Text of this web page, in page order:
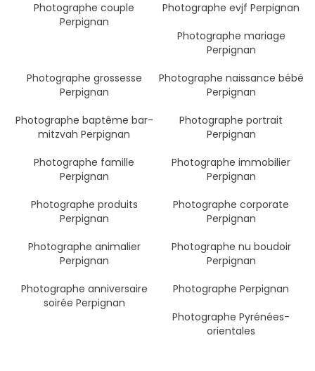
Photographe couple
Perpignan
Photographe evjf Perpignan
Photographe mariage
Perpignan
Photographe grossesse
Perpignan
Photographe naissance bébé
Perpignan
Photographe baptême bar-
mitzvah Perpignan
Photographe portrait
Perpignan
Photographe famille
Perpignan
Photographe immobilier
Perpignan
Photographe produits
Perpignan
Photographe corporate
Perpignan
Photographe animalier
Perpignan
Photographe nu boudoir
Perpignan
Photographe anniversaire
soirée Perpignan
Photographe Perpignan
Photographe Pyrénées-
orientales